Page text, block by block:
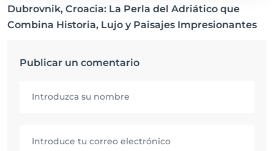
Dubrovnik, Croacia: La Perla del Adriático que
Combina Historia, Lujo y Paisajes Impresionantes
Publicar un comentario